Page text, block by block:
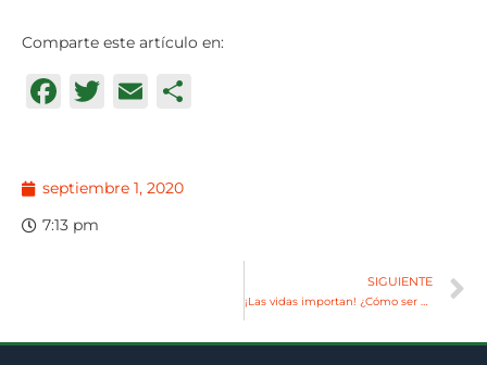
septiembre 1, 2020
7:13 pm
SIGUIENTE
Comparte este artículo en:
Facebook
Twitter
Email